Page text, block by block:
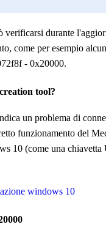
verificarsi durante
come per esempio
- 0x20000.
tool?
un problema di
funzionamento del
10 (come una
windows 10